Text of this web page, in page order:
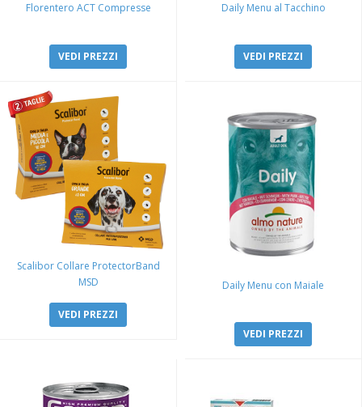
Florentero ACT Compresse
VEDI PREZZI
Daily Menu al Tacchino
VEDI PREZZI
Scalibor Collare ProtectorBand
MSD
VEDI PREZZI
Daily Menu con Maiale
VEDI PREZZI